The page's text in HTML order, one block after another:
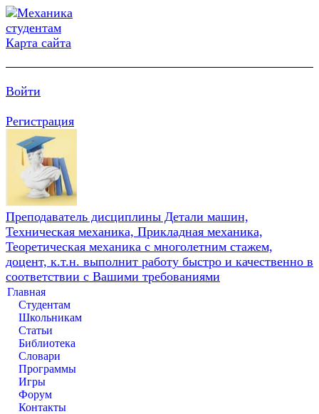
Карта сайта
Войти
Регистрация
Преподаватель дисциплины Детали машин,
Техническая механика, Прикладная механика,
Теоретическая механика с многолетним стажем,
доцент, к.т.н. выполнит работу быстро и качественно в
соответствии с Вашими требованиями
Главная
Студентам
Школьникам
Статьи
Библиотека
Словари
Программы
Игры
Форум
Контакты